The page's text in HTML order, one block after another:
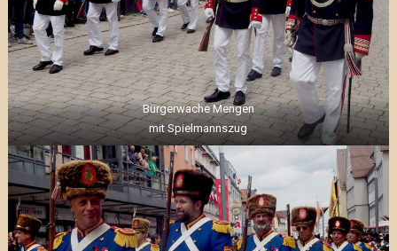
Bürgerwache Mengen
mit Spielmannszug